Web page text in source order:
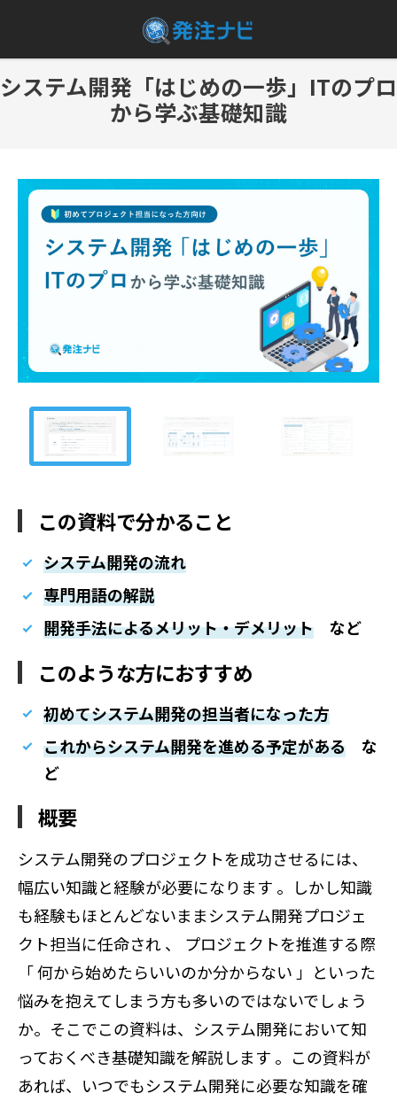
システム開発「はじめの一歩」ITのプロ
から学ぶ基礎知識
この資料で分かること
システム開発の流れ
専門用語の解説
開発手法によるメリット・デメリット など
このような方におすすめ
初めてシステム開発の担当者になった方
これからシステム開発を進める予定がある な
ど
概要
システム開発のプロジェクトを成功させるには、
幅広い知識と経験が必要になります 。しかし知識
も経験もほとんどないままシステム開発プロジェ
クト担当に任命され 、 プロジェクトを推進する際
「 何から始めたらいいのか分からない 」といった
悩みを抱えてしまう方も多いのではないでしょう
か。そこでこの資料は、システム開発において知
っておくべき基礎知識を解説します 。この資料が
あれば、いつでもシステム開発に必要な知識を確